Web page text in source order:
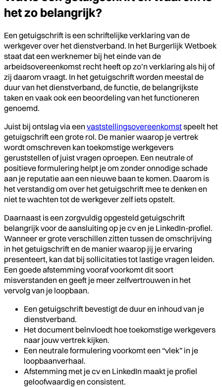
het zo belangrijk?
Een getuigschrift is een schriftelijke verklaring van de
werkgever over het dienstverband. In het Burgerlijk Wetboek
staat dat een werknemer bij het einde van de
arbeidsovereenkomst recht heeft op zo’n verklaring als hij of
zij daarom vraagt. In het getuigschrift worden meestal de
duur van het dienstverband, de functie, de belangrijkste
taken en vaak ook een beoordeling van het functioneren
genoemd.
Juist bij ontslag via een vaststellingsovereenkomstspeelt het
getuigschrift een grote rol. De manier waarop je vertrek
wordt omschreven kan toekomstige werkgevers
geruststellen of juist vragen oproepen. Een neutrale of
positieve formulering helpt je om zonder onnodige schade
aan je reputatie aan een nieuwe baan te komen. Daarom is
het verstandig om over het getuigschrift mee te denken en
niet te wachten tot de werkgever zelf iets opstelt.
Daarnaast is een zorgvuldig opgesteld getuigschrift
belangrijk voor de aansluiting op je cv en je LinkedIn-profiel.
Wanneer er grote verschillen zitten tussen de omschrijving
in het getuigschrift en de manier waarop jij je ervaring
presenteert, kan dat bij sollicitaties tot lastige vragen leiden.
Een goede afstemming vooraf voorkomt dit soort
misverstanden en geeft je meer zelfvertrouwen in het
vervolg van je loopbaan.
Een getuigschrift bevestigt de duur en inhoud van je
dienstverband.
Het document beïnvloedt hoe toekomstige werkgevers
naar jouw vertrek kijken.
Een neutrale formulering voorkomt een “vlek” in je
loopbaanverhaal.
Afstemming met je cv en LinkedIn maakt je profiel
geloofwaardig en consistent.